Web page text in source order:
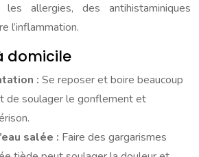
allergies, des antihistaminiques
l’inflammation.
domicile
: Se reposer et boire beaucoup
de soulager le gonflement et
salée : Faire des gargarismes